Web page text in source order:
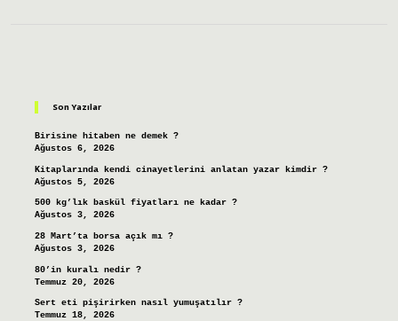
Son Yazılar
Birisine hitaben ne demek ?
Ağustos 6, 2026
Kitaplarında kendi cinayetlerini anlatan yazar kimdir ?
Ağustos 5, 2026
500 kg’lık baskül fiyatları ne kadar ?
Ağustos 3, 2026
28 Mart’ta borsa açık mı ?
Ağustos 3, 2026
80’in kuralı nedir ?
Temmuz 20, 2026
Sert eti pişirirken nasıl yumuşatılır ?
Temmuz 18, 2026